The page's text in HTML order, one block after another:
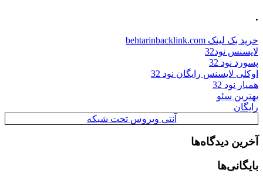
.
خرید بک لینک behtarinbacklink.com
لایسنس نود32
پسورد نود 32
اوکلی لایسنس رایگان نود 32
همیار نود 32
بهترین سئو
رایگان
آنتی ویروس تحت شبکه
آخرین دیدگاه‌ها
بایگانی‌ها